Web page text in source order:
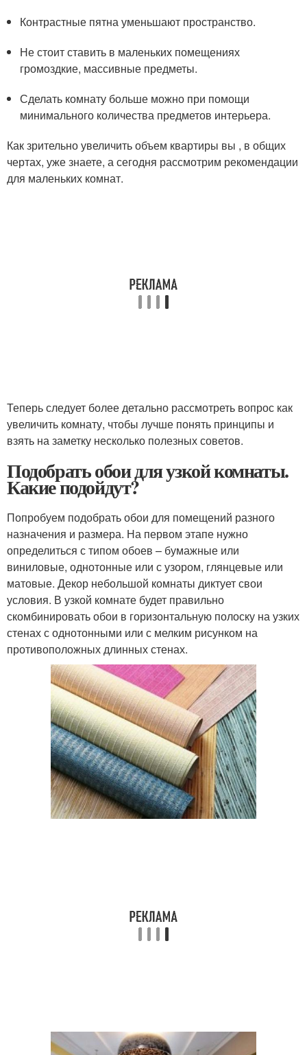
Контрастные пятна уменьшают пространство.
Не стоит ставить в маленьких помещениях
громоздкие, массивные предметы.
Сделать комнату больше можно при помощи
минимального количества предметов интерьера.
Как зрительно увеличить объем квартиры вы , в общих
чертах, уже знаете, а сегодня рассмотрим рекомендации
для маленьких комнат.
Теперь следует более детально рассмотреть вопрос как
увеличить комнату, чтобы лучше понять принципы и
взять на заметку несколько полезных советов.
Подобрать обои для узкой комнаты.
Какие подойдут?
Попробуем подобрать обои для помещений разного
назначения и размера. На первом этапе нужно
определиться с типом обоев – бумажные или
виниловые, однотонные или с узором, глянцевые или
матовые. Декор небольшой комнаты диктует свои
условия. В узкой комнате будет правильно
скомбинировать обои в горизонтальную полоску на узких
стенах с однотонными или с мелким рисунком на
противоположных длинных стенах.